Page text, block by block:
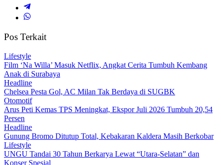
Pos Terkait
Lifestyle
Film ‘Na Willa’ Masuk Netflix, Angkat Cerita Tumbuh Kembang
Anak di Surabaya
Headline
Chelsea Pesta Gol, AC Milan Tak Berdaya di SUGBK
Otomotif
Arus Peti Kemas TPS Meningkat, Ekspor Juli 2026 Tumbuh 20,54
Persen
Headline
Gunung Bromo Ditutup Total, Kebakaran Kaldera Masih Berkobar
Lifestyle
UNGU Tandai 30 Tahun Berkarya Lewat “Utara-Selatan” dan
Konser Spesial